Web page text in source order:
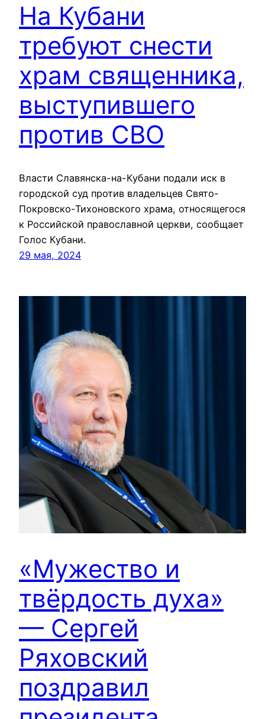
На Кубани
требуют снести
храм священника,
выступившего
против СВО
Власти Славянска-на-Кубани подали иск в
городской суд против владельцев Свято-
Покровско-Тихоновского храма, относящегося
к Российской православной церкви, сообщает
Голос Кубани.
29 мая, 2024
«Мужество и
твёрдость духа»
— Сергей
Ряховский
поздравил